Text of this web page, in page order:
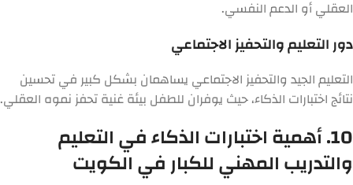
العقلي أو الدعم النفسي.
دور التعليم والتحفيز الاجتماعي
التعليم الجيد والتحفيز الاجتماعي يساهمان بشكل كبير في تحسين
نتائج اختبارات الذكاء، حيث يوفران للطفل بيئة غنية تحفز نموه العقلي.
10. أهمية اختبارات الذكاء في التعليم
والتدريب المهني للكبار في الكويت